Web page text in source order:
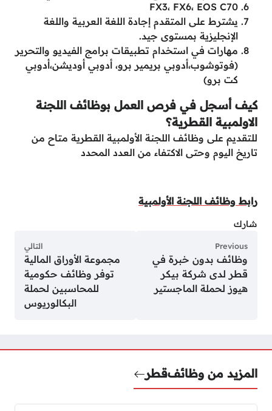
FX3، FX6، EOS C70
يشترط على المتقدم إجادة اللغة العربية واللغة
الإنجليزية بمستوى جيد.
مهارات في استخدام تطبيقات برامج الفيديو والتحرير
(فوتوشوب،أدوبي بريمير برو، أدوبي أوديشن،أدوبي
كت برو)
كيف أسجل في فرص العمل بوظائف اللجنة
الاولمبية القطرية؟
للتقديم على وظائف اللجنة الأولمبية القطرية متاح من
تاريخ اليوم وحتى الاكتفاء من العدد المحدد
رابط وظائف اللجنة الأولمبية
شارك
Previous
وظائف بدون خبرة في
قطر لدى شركة بيكر
هيوز لحملة الماجستير
التالي
مجموعة الأوراق المالية
توفر وظائف حكومية
للمحاسبين لحملة
البكالوريوس
المزيد من وظائفقطر